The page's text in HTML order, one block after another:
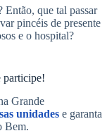
que tal passar
pincéis de presente
e o hospital?
participe!
Grande
unidades e garanta
Bem.